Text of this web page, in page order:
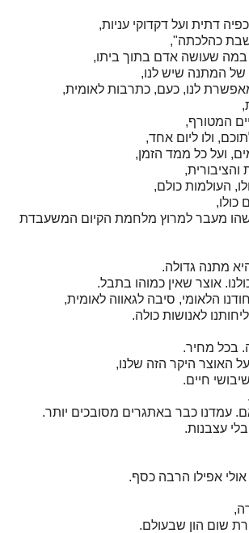
דתית ועל דקדוקי עניות,
כהלכתה",
במה שעושה אדם בתוך ביתו,
המתנה שיש לנו,
לנו, כעם, כתרבות לאומית,
המטורף,
ולו ליום אחד,
ועל כל ממד הזמן,
והציבורית,
העולמות כולם,
כולו,
מעבר למרוץ מלחמת הקיום המשעבדת
מתנה גדולה.
אוצר שאין כמוהו בתבל.
הלאומי, סיבה לגאווה לאומית,
לאנושות כולה.
בכל מחיר.
האוצר היקר הזה שלנו,
חיים.
עמדנו כבר באתגרים מסובכים יותר.
עצבנות.
אולי אפילו הרבה כסף.
שום הון שבעולם.